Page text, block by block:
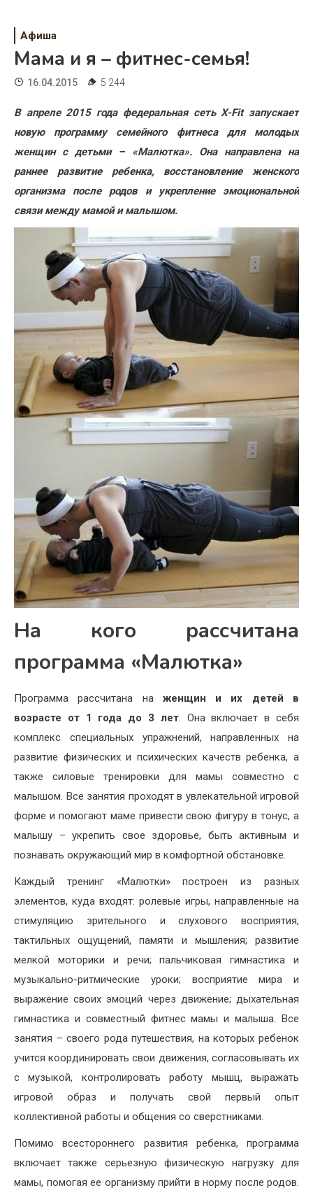
Дети
Свадьба
Хобби
Недвижимость
Афиша
Мама и я – фитнес-семья!
16.04.2015 5 244
В апреле 2015 года федеральная сеть X-Fit запускает
новую программу семейного фитнеса для молодых
женщин с детьми – «Малютка». Она направлена на
раннее развитие ребенка, восстановление женского
организма после родов и укрепление эмоциональной
связи между мамой и малышом.
На кого рассчитана
программа «Малютка»
Программа рассчитана на женщин и их детей в
возрасте от 1 года до 3 лет. Она включает в себя
комплекс специальных упражнений, направленных на
развитие физических и психических качеств ребенка, а
также силовые тренировки для мамы совместно с
малышом. Все занятия проходят в увлекательной игровой
форме и помогают маме привести свою фигуру в тонус, а
малышу – укрепить свое здоровье, быть активным и
познавать окружающий мир в комфортной обстановке.
Каждый тренинг «Малютки» построен из разных
элементов, куда входят: ролевые игры, направленные на
стимуляцию зрительного и слухового восприятия,
тактильных ощущений, памяти и мышления; развитие
мелкой моторики и речи; пальчиковая гимнастика и
музыкально-ритмические уроки; восприятие мира и
выражение своих эмоций через движение; дыхательная
гимнастика и совместный фитнес мамы и малыша. Все
занятия – своего рода путешествия, на которых ребенок
учится координировать свои движения, согласовывать их
с музыкой, контролировать работу мышц, выражать
игровой образ и получать свой первый опыт
коллективной работы и общения со сверстниками.
Помимо всестороннего развития ребенка, программа
включает также серьезную физическую нагрузку для
мамы, помогая ее организму прийти в норму после родов.